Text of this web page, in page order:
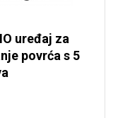
uređaj za
povrća s 5